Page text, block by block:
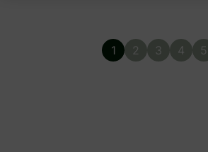
1 2 3 4 5